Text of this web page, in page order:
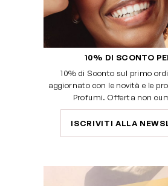
10% DI SCONTO
10% di Sconto sul primo
aggiornato con le novità e le
Profumi. Offerta non
ISCRIVITI ALLA